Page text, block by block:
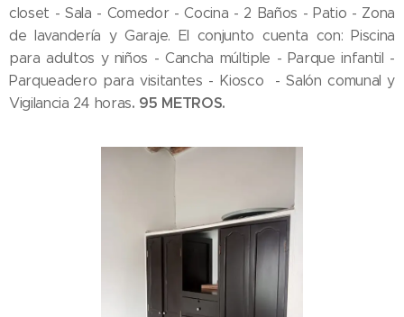
closet - Sala - Comedor - Cocina - 2 Baños - Patio - Zona
de lavandería y Garaje. El conjunto cuenta con: Piscina
para adultos y niños - Cancha múltiple - Parque infantil -
Parqueadero para visitantes - Kiosco - Salón comunal y
Vigilancia 24 horas. 95 METROS.